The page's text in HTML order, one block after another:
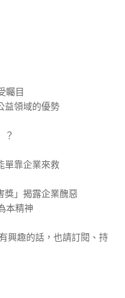
矚目
益領域的優勢
？
單靠企業來救
獎」揭露企業醜惡
本精神
興趣的話，也請訂閱、持